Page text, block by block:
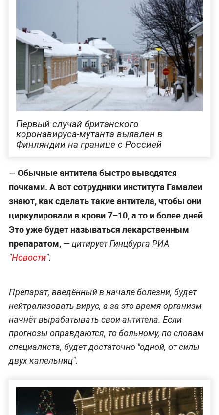
Первый случай британского
коронавируса-мутанта выявлен в
Финляндии на границе с Россией
— Обычные антитела быстро выводятся
почками. А вот сотрудники института Гамалеи
знают, как сделать такие антитела, чтобы они
циркулировали в крови 7–10, а то и более дней.
Это уже будет называться лекарственным
препаратом,— цитирует Гинцбурга РИА
"Новости".
Препарат, введённый в начале болезни, будет
нейтрализовать вирус, а за это время организм
начнёт вырабатывать свои антитела. Если
прогнозы оправдаются, то больному, по словам
специалиста, будет достаточно "одной, от силы
двух капельниц".